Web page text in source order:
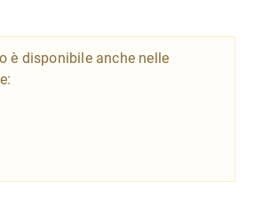
è disponibile anche nelle